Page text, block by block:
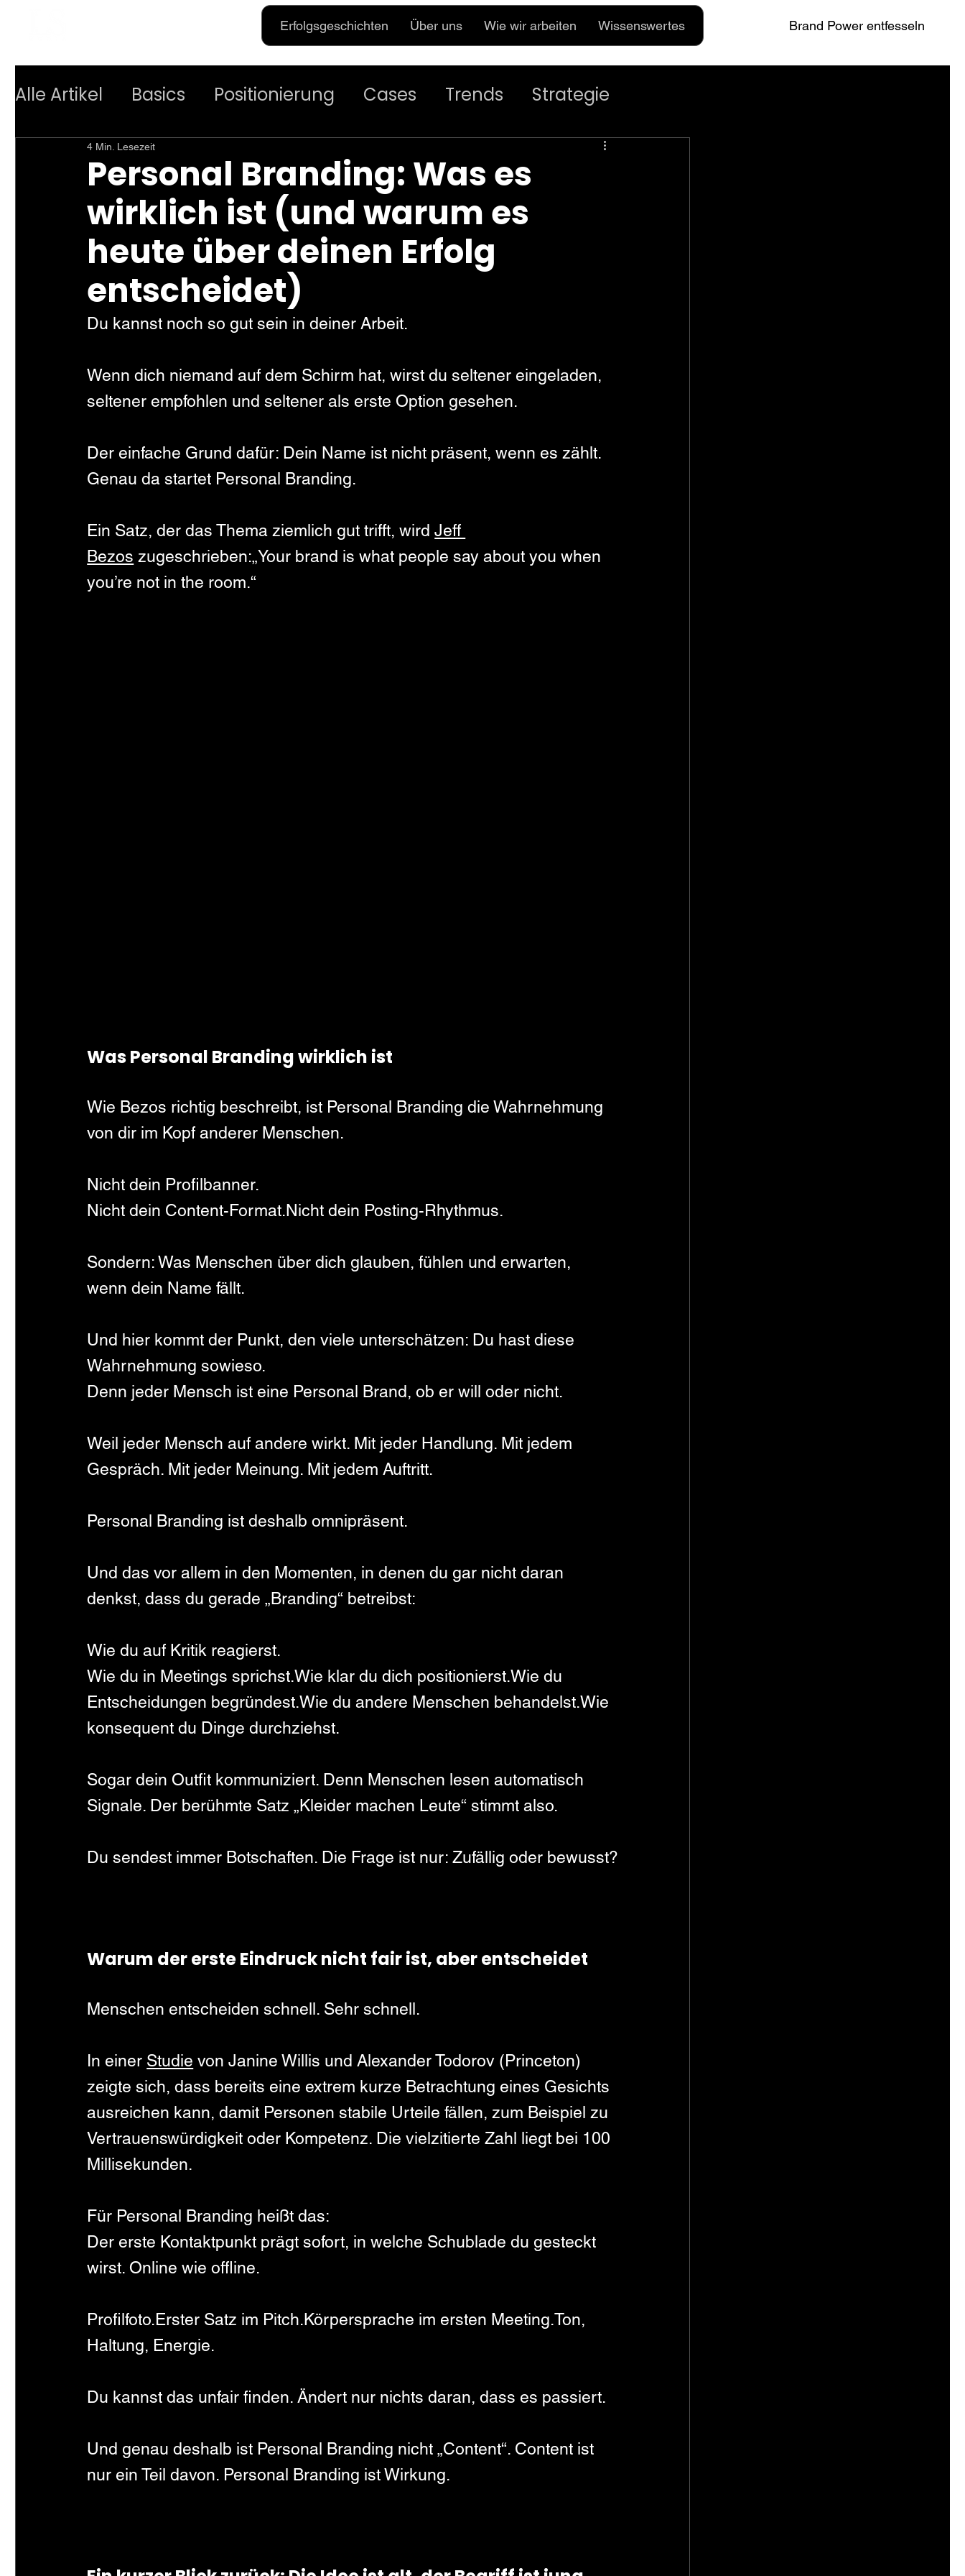
Brand Power entfesseln
Erfolgsgeschichten Über uns Wie wir arbeiten Wissenswertes
Alle Artikel Basics Positionierung Cases Trends Strategie
Personal Branding: Was es
wirklich ist (und warum es
heute über deinen Erfolg
entscheidet)
4 Min. Lesezeit
Du kannst noch so gut sein in deiner Arbeit.
Wenn dich niemand auf dem Schirm hat, wirst du seltener eingeladen,
seltener empfohlen und seltener als erste Option gesehen.
Der einfache Grund dafür: Dein Name ist nicht präsent, wenn es zählt.
Genau da startet Personal Branding.
Ein Satz, der das Thema ziemlich gut trifft, wird Jeff
Bezos zugeschrieben:„Your brand is what people say about you when
you’re not in the room.“
Was Personal Branding wirklich ist
Wie Bezos richtig beschreibt, ist Personal Branding die Wahrnehmung
von dir im Kopf anderer Menschen.
Nicht dein Profilbanner.
Nicht dein Content-Format.Nicht dein Posting-Rhythmus.
Sondern: Was Menschen über dich glauben, fühlen und erwarten,
wenn dein Name fällt.
Und hier kommt der Punkt, den viele unterschätzen: Du hast diese
Wahrnehmung sowieso.
Denn jeder Mensch ist eine Personal Brand, ob er will oder nicht.
Weil jeder Mensch auf andere wirkt. Mit jeder Handlung. Mit jedem
Gespräch. Mit jeder Meinung. Mit jedem Auftritt.
Personal Branding ist deshalb omnipräsent.
Und das vor allem in den Momenten, in denen du gar nicht daran
denkst, dass du gerade „Branding“ betreibst:
Wie du auf Kritik reagierst.
Wie du in Meetings sprichst.Wie klar du dich positionierst.Wie du
Entscheidungen begründest.Wie du andere Menschen behandelst.Wie
konsequent du Dinge durchziehst.
Sogar dein Outfit kommuniziert. Denn Menschen lesen automatisch
Signale. Der berühmte Satz „Kleider machen Leute“ stimmt also.
Du sendest immer Botschaften. Die Frage ist nur: Zufällig oder bewusst?
Warum der erste Eindruck nicht fair ist, aber entscheidet
Menschen entscheiden schnell. Sehr schnell.
In einer Studie von Janine Willis und Alexander Todorov (Princeton)
zeigte sich, dass bereits eine extrem kurze Betrachtung eines Gesichts
ausreichen kann, damit Personen stabile Urteile fällen, zum Beispiel zu
Vertrauenswürdigkeit oder Kompetenz. Die vielzitierte Zahl liegt bei 100
Millisekunden.
Für Personal Branding heißt das:
Der erste Kontaktpunkt prägt sofort, in welche Schublade du gesteckt
wirst. Online wie offline.
Profilfoto.Erster Satz im Pitch.Körpersprache im ersten Meeting.Ton,
Haltung, Energie.
Du kannst das unfair finden. Ändert nur nichts daran, dass es passiert.
Und genau deshalb ist Personal Branding nicht „Content“. Content ist
nur ein Teil davon. Personal Branding ist Wirkung.